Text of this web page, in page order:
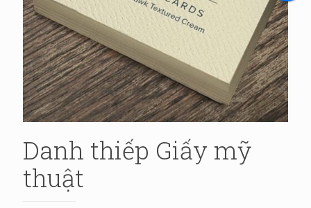
Danh thiếp Giấy mỹ
thuật